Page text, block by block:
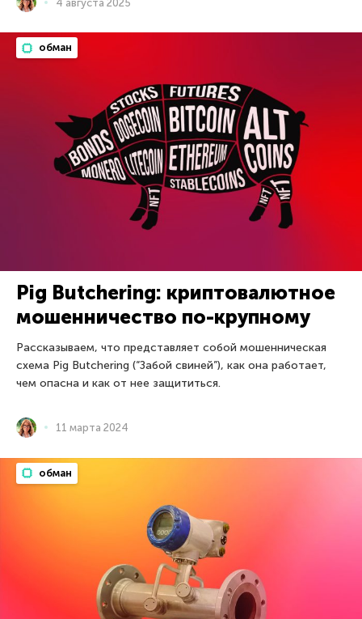
обман
Pig Butchering: криптовалютное
мошенничество по-крупному
Рассказываем, что представляет собой мошенническая
схема Pig Butchering (“Забой свиней”), как она работает,
чем опасна и как от нее защититься.
11 марта 2024
обман